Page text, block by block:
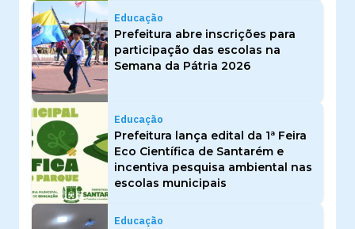
Educação
Prefeitura abre inscrições para
participação das escolas na
Semana da Pátria 2026
Educação
Prefeitura lança edital da 1ª Feira
Eco Científica de Santarém e
incentiva pesquisa ambiental nas
escolas municipais
Educação